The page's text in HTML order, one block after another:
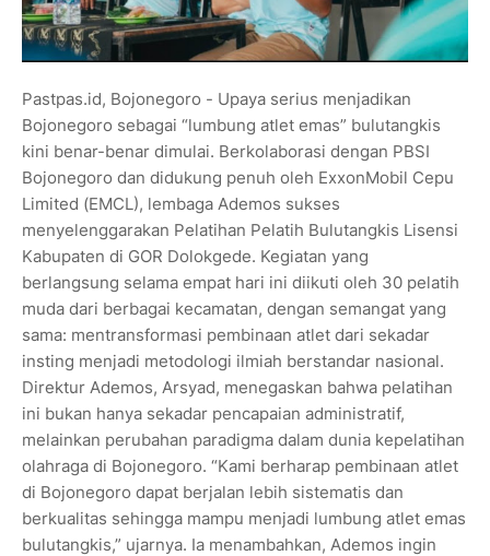
Pastpas.id, Bojonegoro - Upaya serius menjadikan
Bojonegoro sebagai “lumbung atlet emas” bulutangkis
kini benar-benar dimulai. Berkolaborasi dengan PBSI
Bojonegoro dan didukung penuh oleh ExxonMobil Cepu
Limited (EMCL), lembaga Ademos sukses
menyelenggarakan Pelatihan Pelatih Bulutangkis Lisensi
Kabupaten di GOR Dolokgede. Kegiatan yang
berlangsung selama empat hari ini diikuti oleh 30 pelatih
muda dari berbagai kecamatan, dengan semangat yang
sama: mentransformasi pembinaan atlet dari sekadar
insting menjadi metodologi ilmiah berstandar nasional.
Direktur Ademos, Arsyad, menegaskan bahwa pelatihan
ini bukan hanya sekadar pencapaian administratif,
melainkan perubahan paradigma dalam dunia kepelatihan
olahraga di Bojonegoro. “Kami berharap pembinaan atlet
di Bojonegoro dapat berjalan lebih sistematis dan
berkualitas sehingga mampu menjadi lumbung atlet emas
bulutangkis,” ujarnya. Ia menambahkan, Ademos ingin